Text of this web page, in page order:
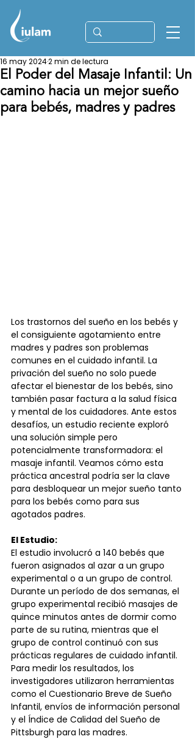
El Poder del Masaje Infantil: Un
camino hacia un mejor sueño
para bebés, madres y padres
16 may 20242 min de lectura
Los trastornos del sueño en los bebés y
el consiguiente agotamiento entre
madres y padres son problemas
comunes en el cuidado infantil. La
privación del sueño no solo puede
afectar el bienestar de los bebés, sino
también pasar factura a la salud física
y mental de los cuidadores. Ante estos
desafíos, un estudio reciente exploró
una solución simple pero
potencialmente transformadora: el
masaje infantil. Veamos cómo esta
práctica ancestral podría ser la clave
para desbloquear un mejor sueño tanto
para los bebés como para sus
agotados padres.
El Estudio:
El estudio involucró a 140 bebés que
fueron asignados al azar a un grupo
experimental o a un grupo de control.
Durante un período de dos semanas, el
grupo experimental recibió masajes de
quince minutos antes de dormir como
parte de su rutina, mientras que el
grupo de control continuó con sus
prácticas regulares de cuidado infantil.
Para medir los resultados, los
investigadores utilizaron herramientas
como el Cuestionario Breve de Sueño
Infantil, envíos de información personal
y el Índice de Calidad del Sueño de
Pittsburgh para las madres.